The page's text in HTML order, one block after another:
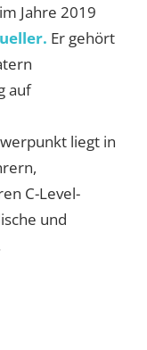
Jahre 2019
Er gehört
auf
liegt in
C-Level-
und